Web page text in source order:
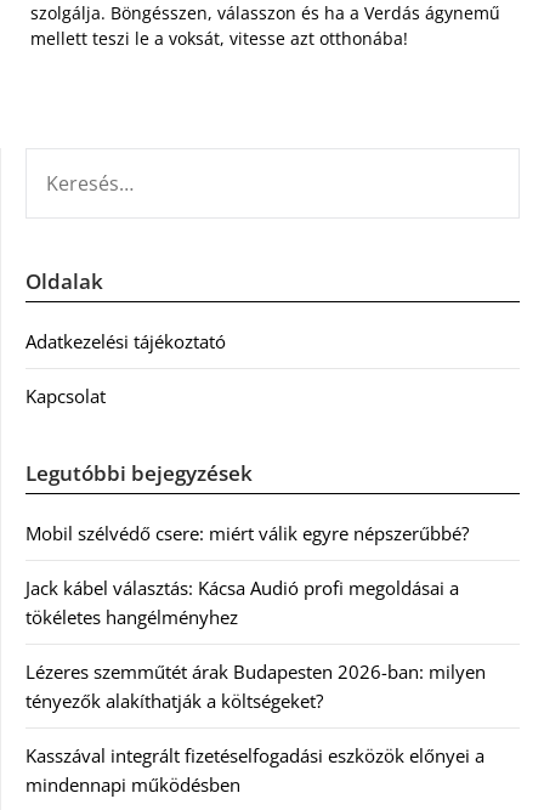
szolgálja. Böngésszen, válasszon és ha a Verdás ágynemű
mellett teszi le a voksát, vitesse azt otthonába!
Oldalak
Adatkezelési tájékoztató
Kapcsolat
Legutóbbi bejegyzések
Mobil szélvédő csere: miért válik egyre népszerűbbé?
Jack kábel választás: Kácsa Audió profi megoldásai a
tökéletes hangélményhez
Lézeres szemműtét árak Budapesten 2026-ban: milyen
tényezők alakíthatják a költségeket?
Kasszával integrált fizetéselfogadási eszközök előnyei a
mindennapi működésben